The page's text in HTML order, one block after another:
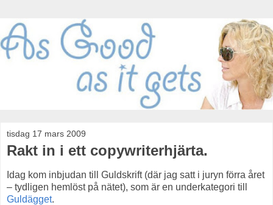
tisdag 17 mars 2009
Rakt in i ett copywriterhjärta.
Idag kom inbjudan till Guldskrift (där jag satt i juryn förra året
– tydligen hemlöst på nätet), som är en underkategori till
Guldägget.